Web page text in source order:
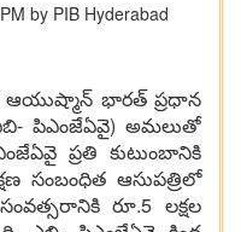
by PIB Hyderabad
భారత్ ప్రధాన
పిఎంజేఏవై) అమలుతో
ప్రతి కుటుంబానికి
సంబంధిత ఆసుపత్రిలో
రూ.5 లక్షల